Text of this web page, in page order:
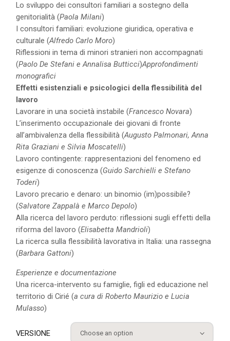
Lo sviluppo dei consultori familiari a sostegno della
genitorialità (Paola Milani)
I consultori familiari: evoluzione giuridica, operativa e
culturale (Alfredo Carlo Moro)
Riflessioni in tema di minori stranieri non accompagnati
(Paolo De Stefani e Annalisa Butticci)Approfondimenti
monografici
Effetti esistenziali e psicologici della flessibilità del
lavoro
Lavorare in una società instabile (Francesco Novara)
L’inserimento occupazionale dei giovani di fronte
all’ambivalenza della flessibilità (Augusto Palmonari, Anna
Rita Graziani e Silvia Moscatelli)
Lavoro contingente: rappresentazioni del fenomeno ed
esigenze di conoscenza (Guido Sarchielli e Stefano
Toderi)
Lavoro precario e denaro: un binomio (im)possibile?
(Salvatore Zappalà e Marco Depolo)
Alla ricerca del lavoro perduto: riflessioni sugli effetti della
riforma del lavoro (Elisabetta Mandrioli)
La ricerca sulla flessibilità lavorativa in Italia: una rassegna
(Barbara Gattoni)
Esperienze e documentazione
Una ricerca-intervento su famiglie, figli ed educazione nel
territorio di Cirié (a cura di Roberto Maurizio e Lucia
Mulasso)
VERSIONE